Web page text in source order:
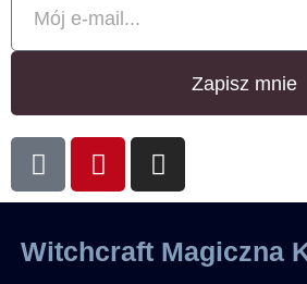
Zapisz mnie
Witchcraft Magiczna